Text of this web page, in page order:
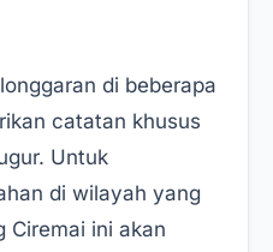
di beberapa
catatan khusus
Untuk
di wilayah yang
Ciremai ini akan